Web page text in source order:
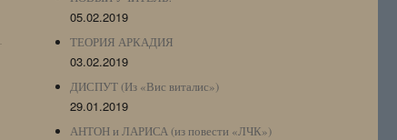
05.02.2019
ТЕОРИЯ АРКАДИЯ
03.02.2019
ДИСПУТ (Из «Вис виталис»)
29.01.2019
АНТОН и ЛАРИСА (из повести «ЛЧК»)